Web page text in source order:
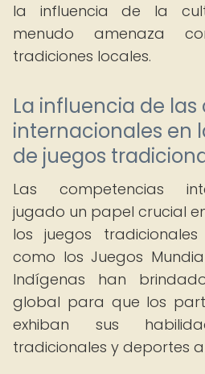
la influencia de la
menudo amenaza
tradiciones locales.
La influencia de
internacionales en
de juegos
Las competencias
jugado un papel crucial
los juegos tradicionales
como los Juegos
Indígenas han
global para que los
exhiban sus
tradicionales y deportes